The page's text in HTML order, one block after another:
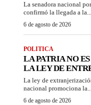
La senadora nacional
confirmó la llegada a la...
6 de agosto de 2026
POLITICA
LA PATRIA NO
LA LEY DE
La ley de
nacional promociona
6 de agosto de 2026